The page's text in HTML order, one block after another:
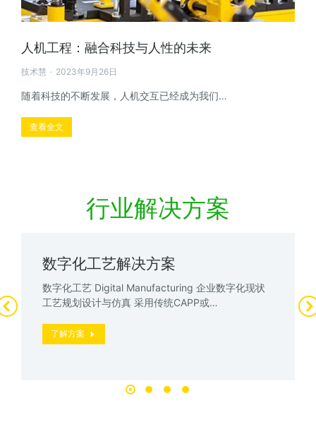
人机工程：融合科技与人性的未来
技术慧 2023年9月26日
随着科技的不断发展，人机交互已经成为我们…
查看全文
行业解决方案
数字化工艺解决方案
数字化工艺 Digital Manufacturing 企业数字化现状
工艺规划设计与仿真 采用传统CAPP或…
了解方案